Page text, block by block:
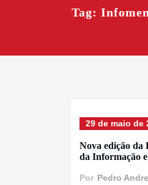
Tag:
29 de maio de
Nova edição da
da Informação
Por Pedro